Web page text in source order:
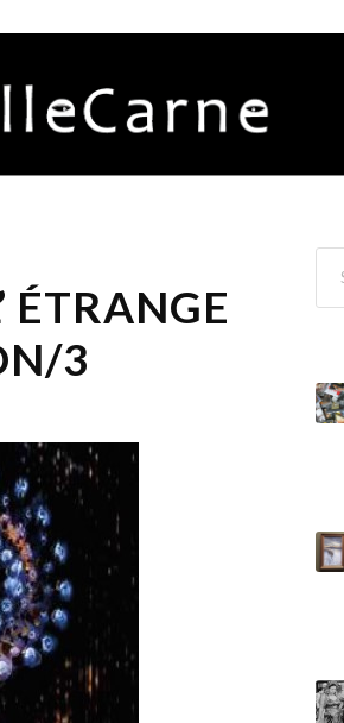
ÉTRANGE
3